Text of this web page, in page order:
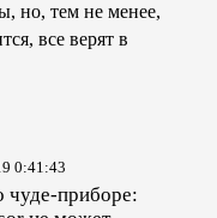
но, тем не менее,
все верят в
0:41:43
чуде-приборе: